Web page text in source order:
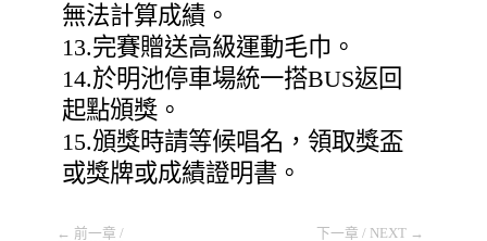
無法計算成績。
13.完賽贈送高級運動毛巾。
14.於明池停車場統一搭BUS返回
起點頒獎。
15.頒獎時請等候唱名，領取獎盃
或獎牌或成績證明書。
← 前一章 /
下一章 / NEXT →